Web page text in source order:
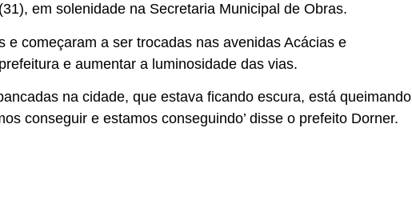
em solenidade na Secretaria Municipal de Obras.
começaram a ser trocadas nas avenidas Acácias e
e aumentar a luminosidade das vias.
na cidade, que estava ficando escura, está queimando
conseguir e estamos conseguindo’ disse o prefeito Dorner.